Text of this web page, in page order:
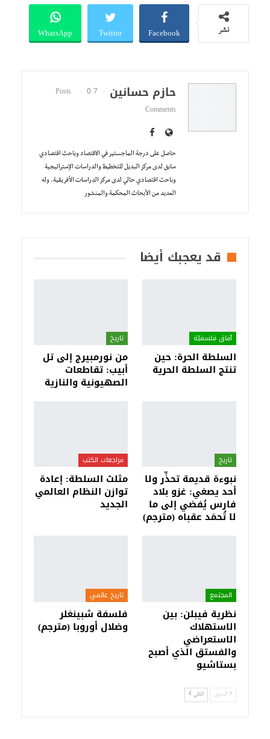
نشر Facebook
Twitter
WhatsApp
حازم حسانين 7 Posts
0
Comments
حاصل على درجة الماجستير في الاقتصاد وباحث اقتصادي
سابق لدى مركز البديل للتخطيط والدراسات الإستراتيجية
وباحث اقتصادي حالي لدى مركز الدراسات الأفريقية. وله
العديد من الأبحاث المحكمة والمنشور
قد يعجبك أيضا
آفاق فلسفيّة‎
السلطة الحرة: حين
تنتج السلطة الحرية
تاريخ
من نورمبيرج إلى تل
أبيب: تقاطعات
الصهيونية والنازية
تاريخ
نبوءة قديمة تحذِّر ولا
أحد يصغي: غزو بلاد
فارس يُفضي إلى ما
لا تُحمَد عقباه (مترجم)
مراجعات الكتب
مثلث السلطة: إعادة
توازن النظام العالمي
الجديد
المجتمع
نظرية فيبلن: بين
الاستهلاك
الاستعراضي
والفستق الذي أصبح
بستاشيو
تاريخ عالمي
فلسفة شبينغلر
وضلال أوروبا (مترجم)
السابق التالي